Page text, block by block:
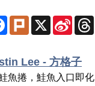
Facebook
Plurk X
Sina
Lee - 方格子
魚捲，鮭魚入口即化